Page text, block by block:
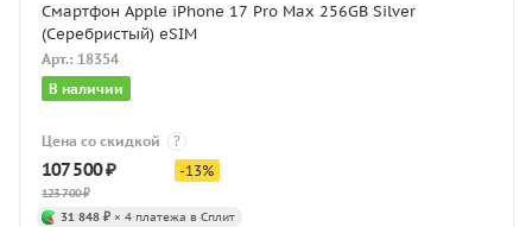
Смартфон Apple iPhone 17 Pro Max 256GB Silver
(Серебристый) eSIM
Арт.: 18354
В наличии
Цена со скидкой ?
107 500₽
123 700₽
-13%
31 848 ₽ × 4 платежа в Сплит